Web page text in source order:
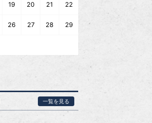
19 20 21 22
26 27 28 29
一覧を見る